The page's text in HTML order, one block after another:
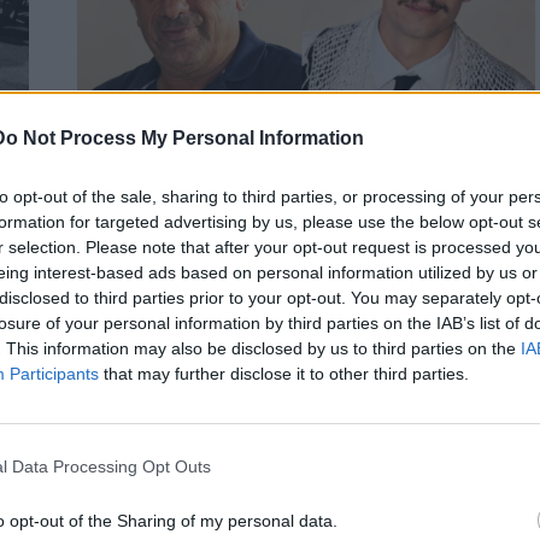
Not Process My Personal Information
opt-out of the sale, sharing to third parties, or processing of your
for targeted advertising by us, please use the below opt-out
selection. Please note that after your opt-out request is processed
interest-based ads based on personal information utilized by us
to third parties prior to your opt-out. You may separately
of your personal information by third parties on the IAB’s list of
This information may also be disclosed by us to third parties on the
Participants that may further disclose it to other third parties.
Data Processing Opt Outs
opt-out of the Sharing of my personal data.
ΚΡΗΤΗ ΡΕΘΥΜΝΟ
Θρήνος και οδύνη στο Αμάρι Ρεθύμνου
– Την Πέμπτη το τελευταίο αντίο στους
δύο πυροσβέστες
Ανείπωτος είναι ο πόνος και η οδύνη σε ολόκληρη την χώρα
και ειδικότερα στο Αμάρι τον τόπο καταγωγής …